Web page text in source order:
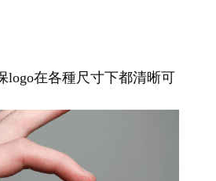
logo在各種尺寸下都清晰可